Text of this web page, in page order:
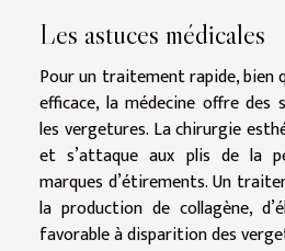
Les astuces médicales
Pour un traitement rapide, bien
efficace, la médecine offre des
les vergetures. La chirurgie
et s’attaque aux plis de la
marques d’étirements. Un
la production de collagène,
favorable à disparition des